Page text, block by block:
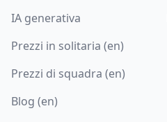
IA generativa
Prezzi in solitaria (en)
Prezzi di squadra (en)
Blog (en)